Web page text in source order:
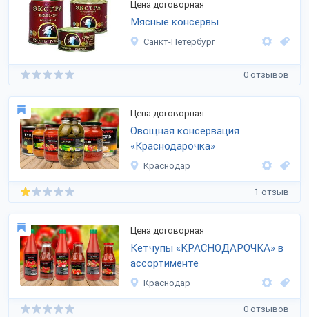
Цена договорная
Мясные консервы
Санкт-Петербург
0 отзывов
Цена договорная
Овощная консервация
«Краснодарочка»
Краснодар
1 отзыв
Цена договорная
Кетчупы «КРАСНОДАРОЧКА» в
ассортименте
Краснодар
0 отзывов